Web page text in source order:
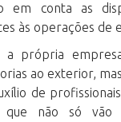
em conta as
às operações de
a própria
ao exterior,
de
que não só vão